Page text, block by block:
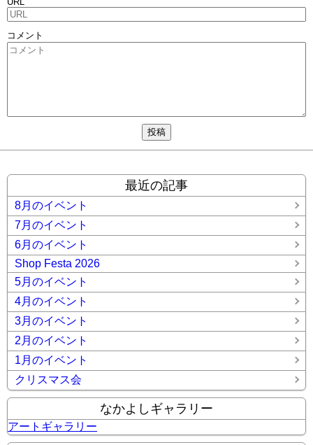
コメント
最近の記事
8月のイベント
7月のイベント
6月のイベント
Shop Festa 2026
5月のイベント
4月のイベント
3月のイベント
2月のイベント
1月のイベント
クリスマス会
なかよしギャラリー
アートギャラリー